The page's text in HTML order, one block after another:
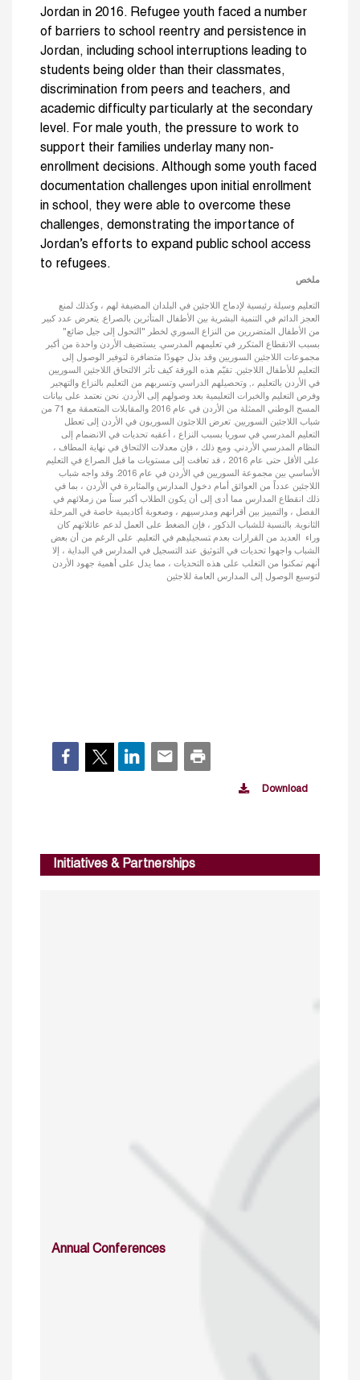
Jordan in 2016. Refugee youth faced a number
of barriers to school reentry and persistence in
Jordan, including school interruptions leading to
students being older than their classmates,
discrimination from peers and teachers, and
academic difficulty particularly at the secondary
level. For male youth, the pressure to work to
support their families underlay many non-
enrollment decisions. Although some youth faced
documentation challenges upon initial enrollment
in school, they were able to overcome these
challenges, demonstrating the importance of
Jordan’s efforts to expand public school access
to refugees.
ملخص
التعليم وسيلة رئيسية لإدماج اللاجئين في البلدان المضيفة لهم ، وكذلك لمنع
العجز الدائم في التنمية البشرية بين الأطفال المتأثرين بالصراع. يتعرض عدد كبير
من الأطفال المتضررين من النزاع السوري لخطر "التحول إلى جيل ضائع"
بسبب الانقطاع المتكرر في تعليمهم المدرسي. يستضيف الأردن واحدة من أكبر
مجموعات اللاجئين السوريين وقد بذل جهودًا متضافرة لتوفير الوصول إلى
التعليم للأطفال اللاجئين. تقيّم هذه الورقة كيف تأثر الالتحاق اللاجئين السوريين
في الأردن بالتعليم ،, وتحصيلهم الدراسي وتسربهم من التعليم بالنزاع والتهجير
وفرص التعليم والخبرات التعليمية بعد وصولهم إلى الأردن. نحن نعتمد على بيانات
المسح الوطني الممثلة من الأردن في عام 2016 والمقابلات المتعمقة مع 71 من
شباب اللاجئين السوريين. ﺗﻌﺮض اﻟﻼﺟﺌﻮن اﻟﺴﻮرﻳﻮن ﻓﻲ اﻷردن إﻟﻰ ﺗﻌﻄﻞ
اﻟﺘﻌﻠﻴﻢ اﻟﻤﺪرﺳﻲ ﻓﻲ ﺳﻮرﻳﺎ ﺑﺴﺒﺐ اﻟﻨﺰاع ، أعقبه ﺗﺤﺪﻳﺎت ﻓﻲ اﻻﻧﻀﻤﺎم إﻟﻰ
اﻟﻨﻈﺎم اﻟﻤﺪرﺳﻲ اﻷردﻧﻲ. ومع ذلك ، فإن معدلات الالتحاق في نهاية المطاف ،
على الأقل حتى عام 2016 ، قد تعافت إلى مستويات ما قبل الصراع في التعليم
الأساسي بين مجموعة السوريين في الأردن في عام 2016. وقد واجه شباب
اللاجئين عدداً من العوائق أمام دخول المدارس والمثابرة في الأردن ، بما في
ذلك انقطاع المدارس مما أدى إلى أن يكون الطلاب أكبر سناً من زملائهم في
الفصل ، والتمييز بين أقرانهم ومدرسيهم ، وصعوبة أكاديمية خاصة في المرحلة
الثانوية. ﺑﺎﻟﻨﺴﺒﺔ ﻟﻠﺸﺒﺎب اﻟﺬكور ، ﻓﺈن اﻟﻀﻐﻂ ﻋﻠﻰ اﻟﻌﻤﻞ ﻟﺪﻋﻢ ﻋﺎﺋﻼﺗﻬﻢ كان
وراء اﻟﻌﺪﻳﺪ ﻣﻦ اﻟﻘﺮارات بعدم ﺘﺴﺠﻴﻠﻴهم في التعليم. على الرغم من أن بعض
الشباب واجهوا تحديات في التوثيق عند التسجيل في المدارس في البداية ، إلا
أنهم تمكنوا من التغلب على هذه التحديات ، مما يدل على أهمية جهود الأردن
لتوسيع الوصول إلى المدارس العامة للاجئين
Download
Initiatives & Partnerships
Annual Conferences